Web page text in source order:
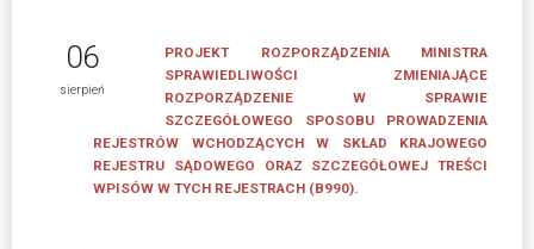
zgłoszeniowy
dla
Mentee
MENTORZY
Mentorzy
06
sierpień
PROJEKT ROZPORZĄDZENIA MINISTRA
SPRAWIEDLIWOŚCI ZMIENIAJĄCE
ROZPORZĄDZENIE W SPRAWIE
SZCZEGÓŁOWEGO SPOSOBU PROWADZENIA
REJESTRÓW WCHODZĄCYCH W SKŁAD KRAJOWEGO
REJESTRU SĄDOWEGO ORAZ SZCZEGÓŁOWEJ TREŚCI
WPISÓW W TYCH REJESTRACH (B990).